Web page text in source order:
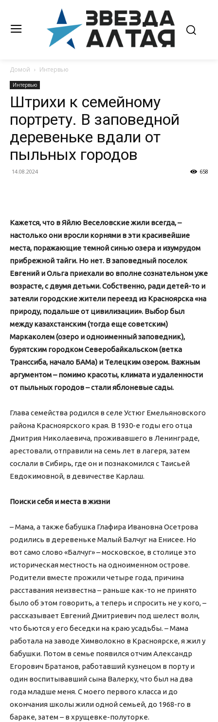
Домой Интервью
Интервью
Штрихи к семейному
портрету. В заповедной
деревеньке вдали от
пыльных городов
14.08.2024 658
Кажется, что в Яйлю Веселовские жили всегда, –
настолько они вросли корнями в эти красивейшие
места, поражающие темной синью озера и изумрудом
прибрежной тайги. Но нет. В заповедный поселок
Евгений и Ольга приехали во вполне сознательном уже
возрасте, с двумя детьми. Собственно, ради детей-то и
затеяли городские жители переезд из Красноярска «на
природу, подальше от цивилизации». Выбор был
между казахстанским (тогда еще советским)
Маркаколем (озеро и одноименный заповедник),
бурятским городком Северобайкальском (ветка
Транссиба, начало БАМа) и Телецким озером. Важным
аргументом – помимо красоты, климата и удаленности
от пыльных городов – стали яблоневые сады.
Глава семейства родился в селе Устюг Емельяновского
района Красноярского края. В 1930-е годы его отца
Дмитрия Николаевича, проживавшего в Ленинграде,
арестовали, отправили на семь лет в лагеря, затем
сослали в Сибирь, где он и познакомился с Таисьей
Евдокимовной, в девичестве Карлаш.
Поиски себя и места в жизни
– Мама, а также бабушка Глафира Ивановна Осетрова
родились в деревеньке Малый Балчуг на Енисее. Но
вот само слово «Балчуг» – московское, в столице это
историческая местность на одноименном острове.
Родители вместе прожили четыре года, причина
расставания неизвестна – раньше как-то не принято
было об этом говорить, а теперь и спросить не у кого, –
рассказывает Евгений Дмитриевич под шелест волн,
что бьются у его беседки на краю усадьбы. – Мама
работала на заводе Химволокно в Красноярске, я жил у
бабушки. Потом в семье появился отчим Александр
Егорович Братанов, работавший кузнецом в порту и
один воспитывавший сына Валерку, что был на два
года младше меня. С моего первого класса и до
окончания школы жили одной семьей, до 1968-го в
бараке, затем – в хрущевке-полуторке.